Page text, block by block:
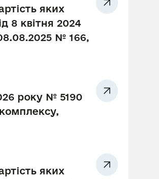
яких
8 квітня 2024
№ 166,
року № 5190
яких